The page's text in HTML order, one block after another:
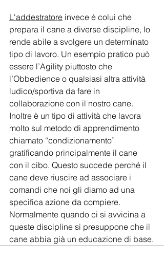
L'addestratore invece è colui che
prepara il cane a diverse discipline, lo
rende abile a svolgere un determinato
tipo di lavoro. Un esempio pratico può
essere l’Agility piuttosto che
l’Obbedience o qualsiasi altra attività
ludico/sportiva da fare in
collaborazione con il nostro cane.
Inoltre è un tipo di attività che lavora
molto sul metodo di apprendimento
chiamato “condizionamento”
gratificando principalmente il cane
con il cibo. Questo succede perché il
cane deve riuscire ad associare i
comandi che noi gli diamo ad una
specifica azione da compiere.
Normalmente quando ci si avvicina a
queste discipline si presuppone che il
cane abbia già un educazione di base.